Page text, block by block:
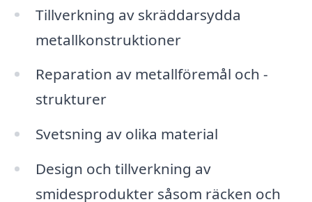
Tillverkning av skräddarsydda
metallkonstruktioner
Reparation av metallföremål och -
strukturer
Svetsning av olika material
Design och tillverkning av
smidesprodukter såsom räcken och